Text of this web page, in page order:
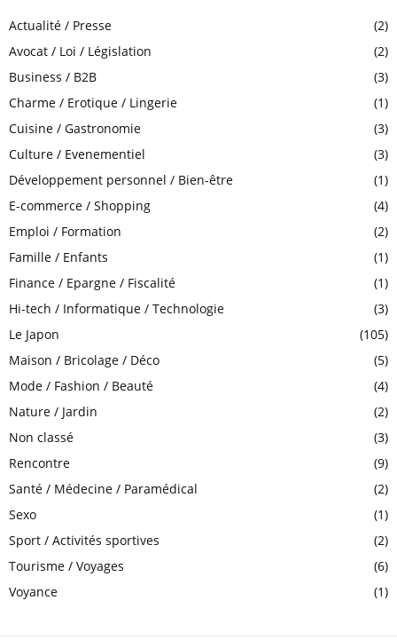
f
o
r
:
Actualité / Presse
(2)
Avocat / Loi / Législation
(2)
Business / B2B
(3)
Charme / Erotique / Lingerie
(1)
Cuisine / Gastronomie
(3)
Culture / Evenementiel
(3)
Développement personnel / Bien-être
(1)
E-commerce / Shopping
(4)
Emploi / Formation
(2)
Famille / Enfants
(1)
Finance / Epargne / Fiscalité
(1)
Hi-tech / Informatique / Technologie
(3)
Le Japon
(105)
Maison / Bricolage / Déco
(5)
Mode / Fashion / Beauté
(4)
Nature / Jardin
(2)
Non classé
(3)
Rencontre
(9)
Santé / Médecine / Paramédical
(2)
Sexo
(1)
Sport / Activités sportives
(2)
Tourisme / Voyages
(6)
Voyance
(1)